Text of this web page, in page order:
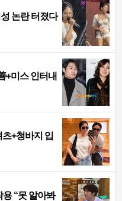
논란 터졌다
+미스 인터내
+청바지 입
“못 알아봐